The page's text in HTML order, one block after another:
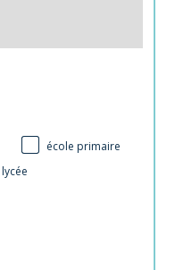
école primaire
lycée